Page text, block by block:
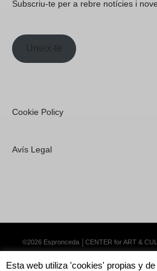
Subscriu-te per a rebre notícies i
Uneix-te
Cookie Policy
Avís Legal
©2026 Espronceda │CENTER for ART &
Esta web utiliza 'cookies' propias y